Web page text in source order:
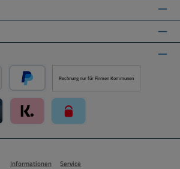
Später Bezahlen über PayPal
Rechnung nur für Firmen Kommunen
Informationen Service